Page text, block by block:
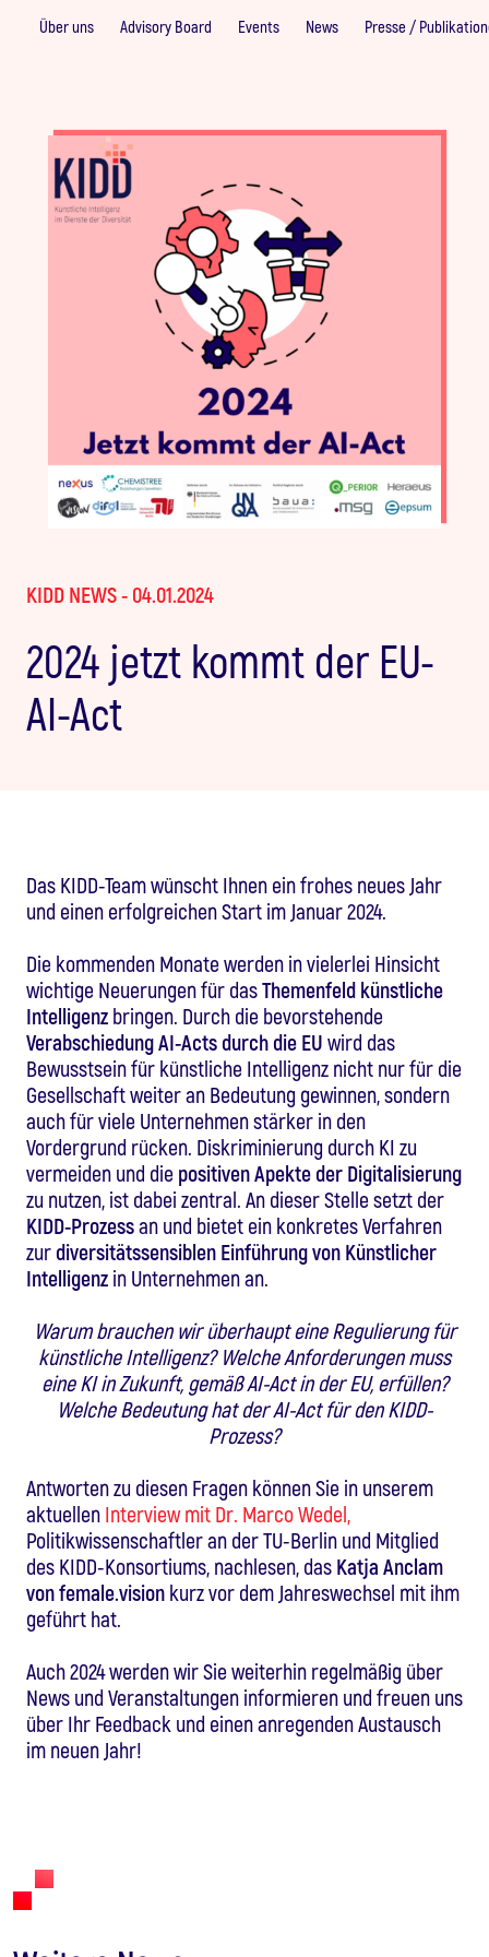
Über uns Advisory Board Events News Presse /
KIDD NEWS - 04.01.2024
2024 jetzt kommt der EU-
AI-Act
Das KIDD-Team wünscht Ihnen ein frohes neues Jahr
und einen erfolgreichen Start im Januar 2024.
Die kommenden Monate werden in vielerlei Hinsicht
wichtige Neuerungen für dasThemenfeld künstliche
Intelligenz bringen. Durch die bevorstehende
Verabschiedung AI-Acts durch die EU wird das
Bewusstsein für künstliche Intelligenz nicht nur für die
Gesellschaft weiter an Bedeutung gewinnen, sondern
auch für viele Unternehmen stärker in den
Vordergrund rücken. Diskriminierung durch KI zu
vermeiden und die positiven Apekte der Digitalisierung
zu nutzen, ist dabei zentral. An dieser Stelle setzt der
KIDD-Prozessan und bietet ein konkretes Verfahren
zur diversitätssensiblen Einführung von Künstlicher
Intelligenz in Unternehmen an.
Warum brauchen wir überhaupt eine Regulierung für
künstliche Intelligenz? Welche Anforderungen muss
eine KI in Zukunft, gemäß AI-Act in der EU, erfüllen?
Welche Bedeutung hat der AI-Act für den KIDD-
Prozess?
Antworten zu diesen Fragen können Sie in unserem
aktuellen Interview mit Dr. Marco Wedel,
Politikwissenschaftler an der TU-Berlin und Mitglied
des KIDD-Konsortiums, nachlesen, das Katja Anclam
von female.vision kurz vor dem Jahreswechsel mit ihm
geführt hat.
Auch 2024 werden wir Sie weiterhin regelmäßig über
News und Veranstaltungen informieren und freuen uns
über Ihr Feedback und einen anregenden Austausch
im neuen Jahr!